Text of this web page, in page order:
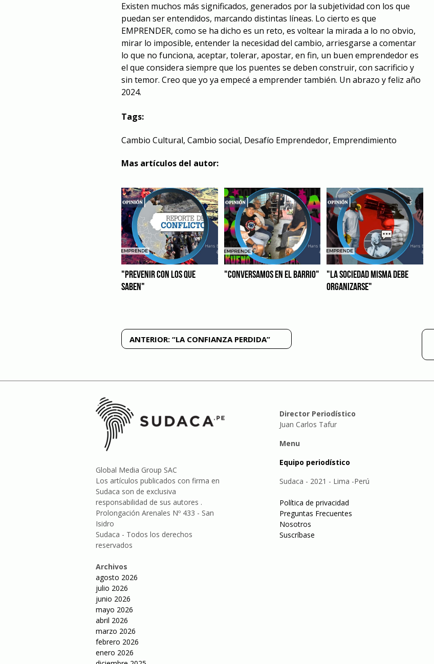
Existen muchos más significados, generados por la subjetividad con los que
puedan ser entendidos, marcando distintas líneas. Lo cierto es que
EMPRENDER, como se ha dicho es un reto, es voltear la mirada a lo no obvio,
mirar lo imposible, entender la necesidad del cambio, arriesgarse a comentar
lo que no funciona, aceptar, tolerar, apostar, en fin, un buen emprendedor es
el que considera siempre que los puentes se deben construir, con sacrificio y
sin temor. Creo que yo ya empecé a emprender también. Un abrazo y feliz año
2024.
Tags:
Cambio Cultural, Cambio social, Desafío Emprendedor, Emprendimiento
Mas artículos del autor:
"PREVENIR CON LOS QUE
SABEN"
"CONVERSAMOS EN EL BARRIO"
"LA SOCIEDAD MISMA DEBE
ORGANIZARSE"
Navegación
ANTERIOR: “LA CONFIANZA PERDIDA”
Global Media Group SAC
Los artículos publicados con firma en
Sudaca son de exclusiva
responsabilidad de sus autores .
Prolongación Arenales Nº 433 - San
Isidro
Sudaca - Todos los derechos
reservados
Archivos
agosto 2026
julio 2026
junio 2026
mayo 2026
abril 2026
marzo 2026
febrero 2026
enero 2026
Director Periodístico
Juan Carlos Tafur
Menu
Equipo periodístico
Sudaca - 2021 - Lima -Perú
Política de privacidad
Preguntas Frecuentes
Nosotros
Suscríbase